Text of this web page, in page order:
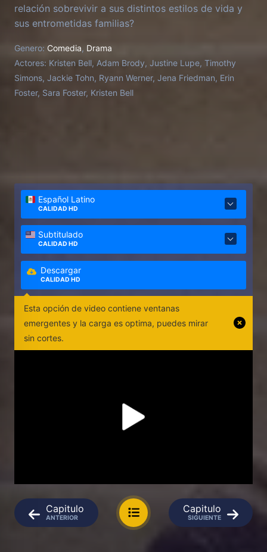
relación sobrevivir a sus distintos estilos de vida y
sus entrometidas familias?
Genero: Comedia, Drama
Actores: Kristen Bell, Adam Brody, Justine Lupe, Timothy
Simons, Jackie Tohn, Ryann Werner, Jena Friedman, Erin
Foster, Sara Foster, Kristen Bell
Español Latino
CALIDAD HD
Subtitulado
CALIDAD HD
Descargar
CALIDAD HD
Esta opción de video contiene ventanas
emergentes y la carga es optima, puedes mirar
sin cortes.
Capitulo
ANTERIOR
Capitulo
SIGUIENTE